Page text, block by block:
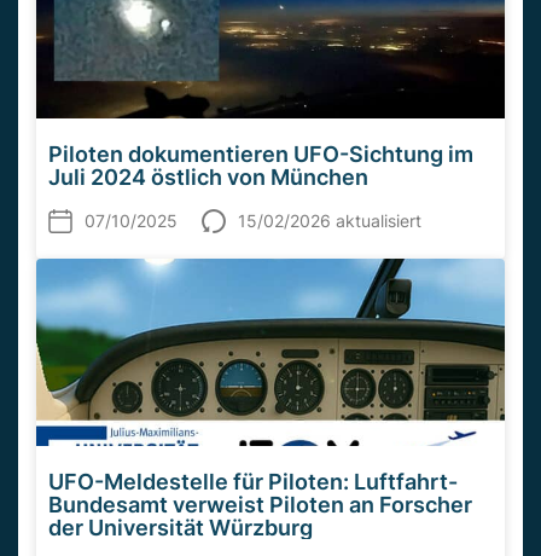
Piloten dokumentieren UFO-Sichtung im
Juli 2024 östlich von München
07/10/2025 15/02/2026 aktualisiert
UFO-Meldestelle für Piloten: Luftfahrt-
Bundesamt verweist Piloten an Forscher
der Universität Würzburg